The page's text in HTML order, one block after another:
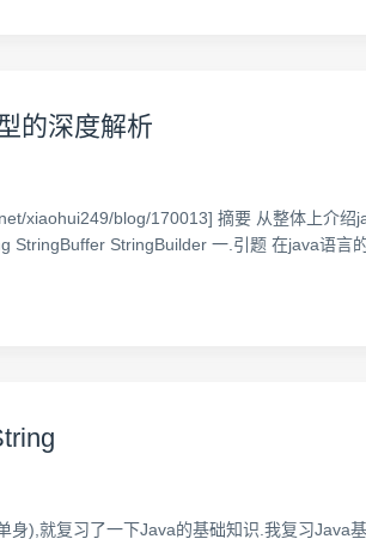
的深度解析
xiaohui249/blog/170013] 摘要 从整体上介
StringBuffer StringBuilder 一.引题 在java语
身),就复习了一下Java的基础知识.我复习